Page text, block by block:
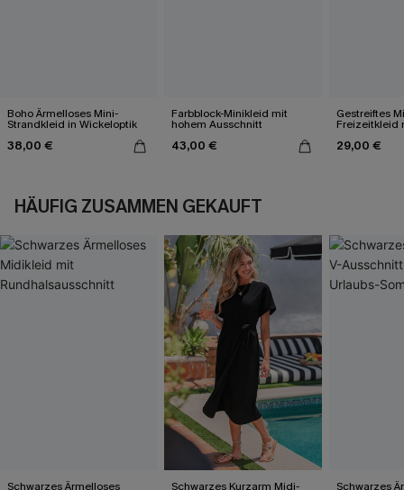
Boho Ärmelloses Mini-
Strandkleid in Wickeloptik
38,00 €
Farbblock-Minikleid mit
hohem Ausschnitt
43,00 €
Gestreiftes
Freizeitkleid
29,00 €
HÄUFIG ZUSAMMEN GEKAUFT
Schwarzes Ärmelloses Schwarzes Kurzarm Midi- Schwarzes